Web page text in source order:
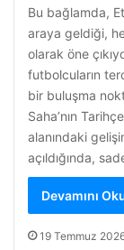
Bu bağlamda,
araya geldiği,
olarak öne
futbolcuların
bir buluşma
Saha’nın
alanındaki
açıldığında,
Devamını
19 Temmuz